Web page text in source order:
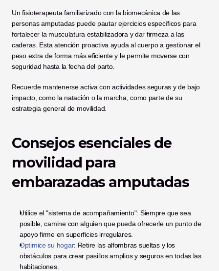
Un fisioterapeuta familiarizado con la biomecánica de las
personas amputadas puede pautar ejercicios específicos para
fortalecer la musculatura estabilizadora y dar firmeza a las
caderas. Esta atención proactiva ayuda al cuerpo a gestionar el
peso extra de forma más eficiente y le permite moverse con
seguridad hasta la fecha del parto.
Recuerde mantenerse activa con actividades seguras y de bajo
impacto, como la natación o la marcha, como parte de su
estrategia general de movilidad.
Consejos esenciales de
movilidad para
embarazadas amputadas
Utilice el "sistema de acompañamiento": Siempre que sea
posible, camine con alguien que pueda ofrecerle un punto de
apoyo firme en superficies irregulares.
Optimice su hogar: Retire las alfombras sueltas y los
obstáculos para crear pasillos amplios y seguros en todas las
habitaciones.